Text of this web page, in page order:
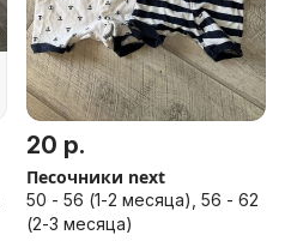
20 р.
Песочники next
50 - 56 (1-2 месяца), 56 - 62
(2-3 месяца)